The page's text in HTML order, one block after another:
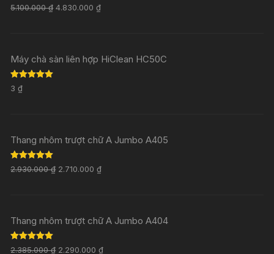
Rated5.00
out of 5
5.100.000₫ 4.830.000₫
Máy chà sàn liên hợp HiClean HC50C
Rated
out of 5
3₫
Thang nhôm trượt chữ A Jumbo A405
Rated 5.00
out of 5
2.930.000₫ 2.710.000₫
Thang nhôm trượt chữ A Jumbo A404
Rated 5.00
2.385.000₫ 2.290.000₫